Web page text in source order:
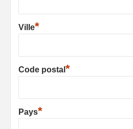
Ville*
Code postal *
Pays*